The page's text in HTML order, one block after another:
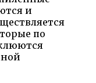
и
по